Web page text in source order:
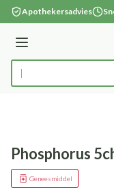
Ga naar de inhoud
Apothekersadvies
Menu
Product, merk,
Phosphorus
Geneesmiddel